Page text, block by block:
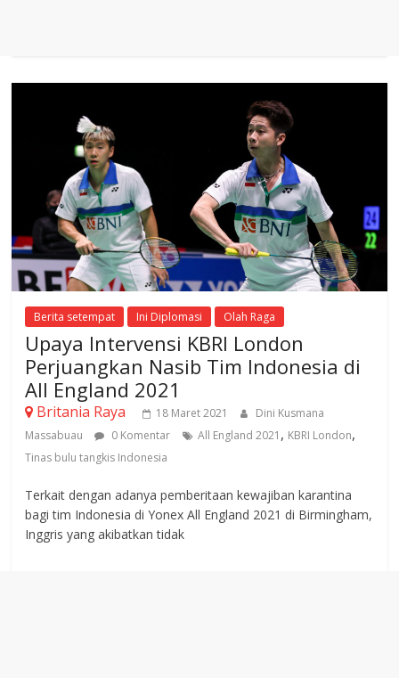
Berita setempat Ini Diplomasi Olah Raga
Upaya Intervensi KBRI London
Perjuangkan Nasib Tim Indonesia di
All England 2021
Britania Raya 18 Maret 2021
Dini Kusmana
Massabuau
0 Komentar All England 2021 , KBRI London,
Tinas bulu tangkis Indonesia
Terkait dengan adanya pemberitaan kewajiban karantina
bagi tim Indonesia di Yonex All England 2021 di Birmingham,
Inggris yang akibatkan tidak